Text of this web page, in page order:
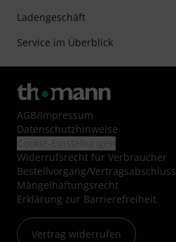
Ladengeschäft
Service im Überblick
AGB/Impressum
Datenschutzhinweise
Widerrufsrecht für Verbraucher
Bestellvorgang/Vertragsabschluss
Mängelhaftungsrecht
Erklärung zur Barrierefreiheit
Vertrag widerrufen